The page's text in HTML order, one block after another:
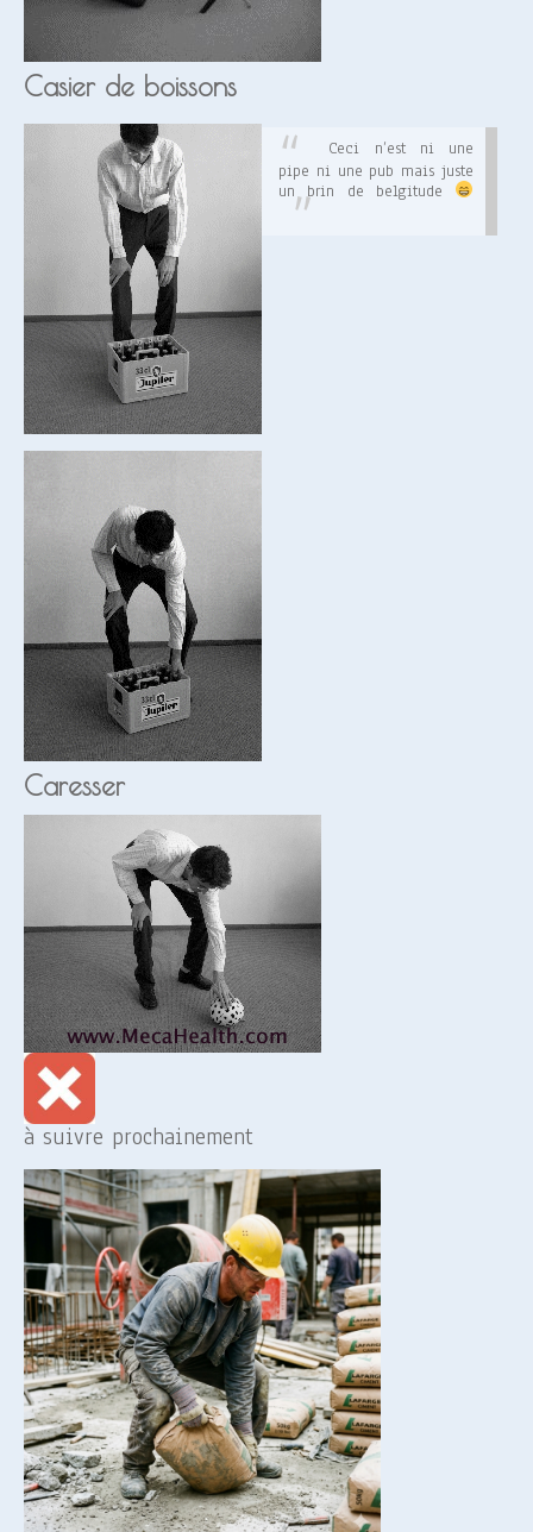
Casier de boissons
Ceci n’est ni une
pipe ni une pub mais juste
un brin de belgitude
Caresser
à suivre prochainement